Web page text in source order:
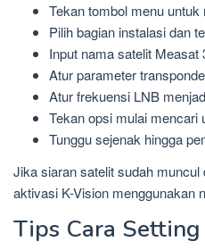
Tekan tombol menu
Pilih bagian instalasi dan
Input nama satelit Measat
Atur parameter
Atur frekuensi LNB
Tekan opsi mulai mencari
Tunggu sejenak hingga
Jika siaran satelit sudah muncul
aktivasi K-Vision menggunakan
Tips Cara